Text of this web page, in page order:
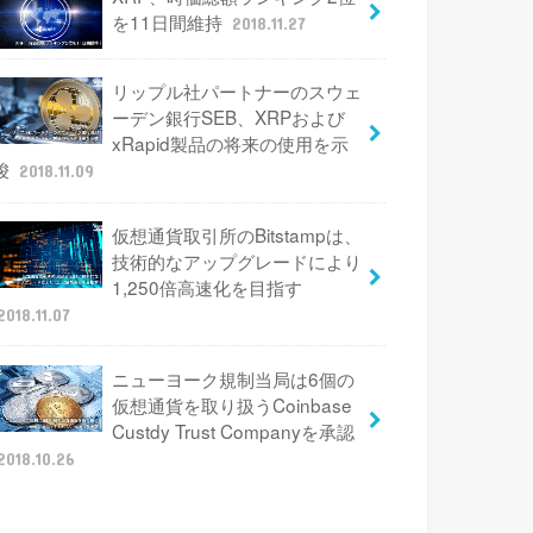
を11日間維持 2018.11.27
リップル社パートナーのスウェ
ーデン銀行SEB、XRPおよび
xRapid製品の将来の使用を示
2018.11.09
仮想通貨取引所のBitstampは、
技術的なアップグレードにより
1,250倍高速化を目指す
ニューヨーク規制当局は6個の
仮想通貨を取り扱うCoinbase
Custdy Trust Companyを承認